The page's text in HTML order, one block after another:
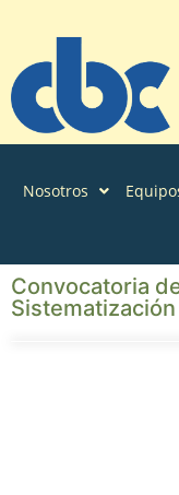
Nosotros
Convocatoria